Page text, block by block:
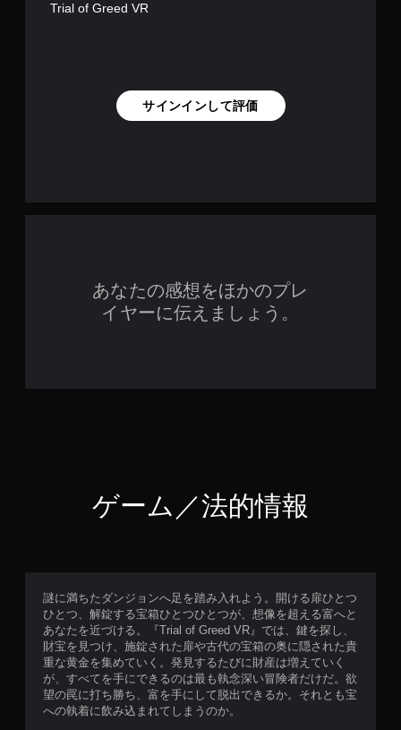
Trial of Greed VR
サインインして評価
あなたの感想をほかのプレ
イヤーに伝えましょう。
ゲーム／法的情報
謎に満ちたダンジョンへ足を踏み入れよう。開ける扉ひとつ
ひとつ、解錠する宝箱ひとつひとつが、想像を超える富へと
あなたを近づける。『Trial of Greed VR』では、鍵を探し、
財宝を見つけ、施錠された扉や古代の宝箱の奥に隠された貴
重な黄金を集めていく。発見するたびに財産は増えていく
が、すべてを手にできるのは最も執念深い冒険者だけだ。欲
望の罠に打ち勝ち、富を手にして脱出できるか。それとも宝
への執着に飲み込まれてしまうのか。